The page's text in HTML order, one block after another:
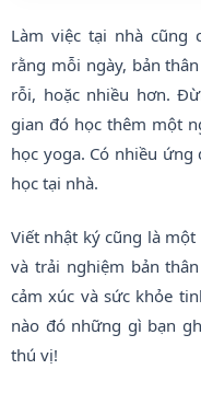
Làm việc tại nhà cũng
rằng mỗi ngày, bản
rỗi, hoặc nhiều hơn.
gian đó học thêm một
học yoga. Có nhiều
học tại nhà.
Viết nhật ký cũng là
và trải nghiệm bản
cảm xúc và sức khỏe
nào đó những gì bạn
thú vị!